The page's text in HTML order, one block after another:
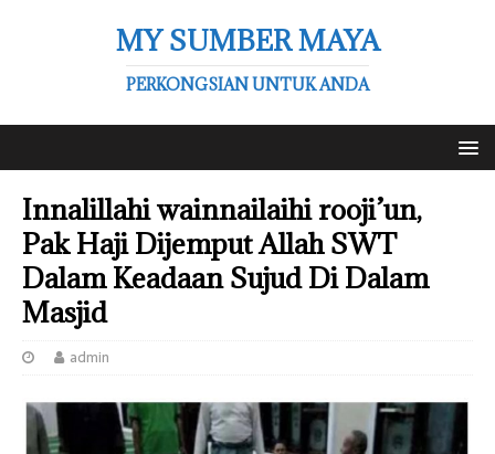
MY SUMBER MAYA
PERKONGSIAN UNTUK ANDA
Innalillahi wainnailaihi rooji’un,
Pak Haji Dijemput Allah SWT
Dalam Keadaan Sujud Di Dalam
Masjid
admin